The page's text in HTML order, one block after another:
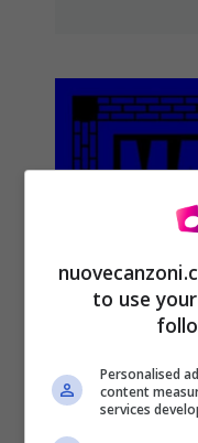
to use
Personalised
content
services